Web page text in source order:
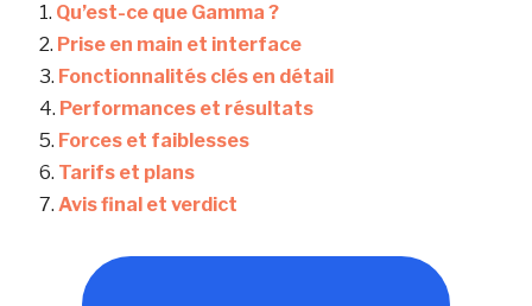
Qu’est-ce que Gamma ?
Prise en main et interface
Fonctionnalités clés en détail
Performances et résultats
Forces et faiblesses
Tarifs et plans
Avis final et verdict